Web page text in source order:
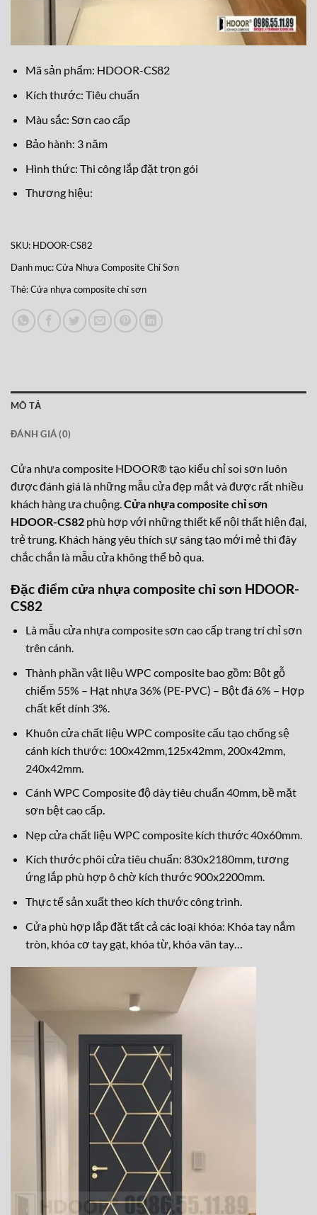
Mã sản phẩm: HDOOR-CS82
Kích thước: Tiêu chuẩn
Màu sắc: Sơn cao cấp
Bảo hành: 3 năm
Hình thức: Thi công lắp đặt trọn gói
Thương hiệu:
SKU: HDOOR-CS82
Danh mục:Cửa Nhựa Composite Chỉ Sơn
Thẻ:Cửa nhựa composite chỉ sơn
MÔ TẢ
ĐÁNH GIÁ (0)
Cửa nhựa composite HDOOR® tạo kiểu chỉ soi sơn luôn
được đánh giá là những mẫu cửa đẹp mắt và được rất nhiều
khách hàng ưa chuộng.Cửa nhựa composite chỉ sơn
HDOOR-CS82 phù hợp với những thiết kế nội thất hiện đại,
trẻ trung. Khách hàng yêu thích sự sáng tạo mới mẻ thì đây
chắc chắn là mẫu cửa không thể bỏ qua.
Đặc điểm cửa nhựa composite chỉ sơn HDOOR-
CS82
Là mẫu cửa nhựa composite sơn cao cấp trang trí chỉ sơn
trên cánh.
Thành phần vật liệu WPC composite bao gồm: Bột gỗ
chiếm 55% – Hạt nhựa 36% (PE-PVC) – Bột đá 6% – Hợp
chất kết dính 3%.
Khuôn cửa chất liệu WPC composite cấu tạo chống sệ
cánh kích thước: 100x42mm,125x42mm, 200x42mm,
240x42mm.
Cánh WPC Composite độ dày tiêu chuẩn 40mm, bề mặt
sơn bệt cao cấp.
Nẹp cửa chất liệu WPC composite kích thước 40x60mm.
Kích thước phôi cửa tiêu chuẩn: 830x2180mm, tương
ứng lắp phù hợp ô chờ kích thước 900x2200mm.
Thực tế sản xuất theo kích thước công trình.
Cửa phù hợp lắp đặt tất cả các loại khóa: Khóa tay nắm
tròn, khóa cơ tay gạt, khóa từ, khóa vân tay…